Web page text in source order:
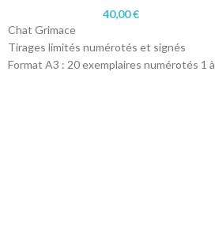
40,00€
Chat Grimace
Tirages limités numérotés et signés
Format A3 : 20 exemplaires numérotés 1 à